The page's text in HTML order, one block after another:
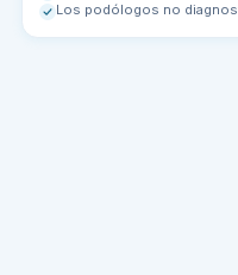
Los podólogos no